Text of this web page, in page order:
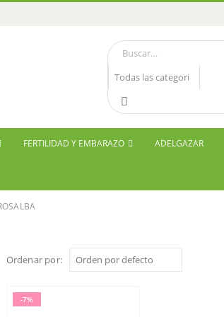
FERTILIDAD Y EMBARAZO ADELGAZAR
Ordenar por:
-7%